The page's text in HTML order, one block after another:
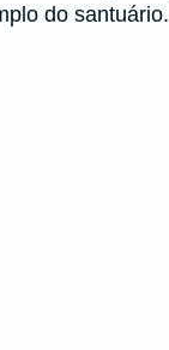
do santuário.